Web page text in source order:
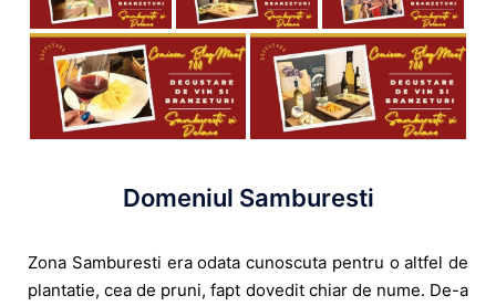
Domeniul Samburesti
Zona Samburesti era odata cunoscuta pentru o altfel de
plantatie, cea de pruni, fapt dovedit chiar de nume. De-a